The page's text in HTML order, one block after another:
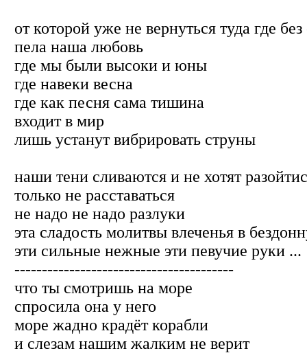
от которой уже не вернуться туда где без
пела наша любовь
где мы были высоки и юны
где навеки весна
где как песня сама тишина
входит в мир
лишь устанут вибрировать струны
наши тени сливаются и не хотят
только не расставаться
не надо не надо разлуки
эта сладость молитвы влеченья в
эти сильные нежные эти певучие руки ...
----------------------------------------
что ты смотришь на море
спросила она у него
море жадно крадёт корабли
и слезам нашим жалким не верит